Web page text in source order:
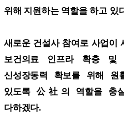
위해 지원하는 역할을 하고 있
새로운 건설사 참여로 사업이
보건의료 인프라 확충 및
신성장동력 확보를 위해
있도록 公社의 역할을 충
다하겠다.